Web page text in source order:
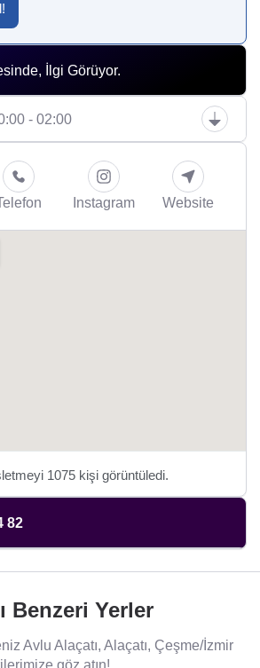
İlgi Görüyor.
- 02:00
Instagram Website
1075 kişi görüntüledi.
82
Benzeri Yerler
Avlu Alaçatı, Alaçatı, Çeşme/İzmir
göz atın!